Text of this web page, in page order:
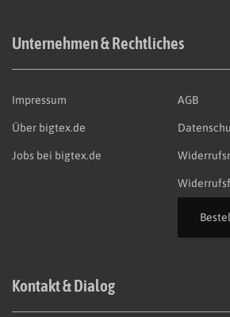
Unternehmen & Rechtliches
Impressum
Über bigtex.de
Jobs bei bigtex.de
AGB
Kontakt & Dialog